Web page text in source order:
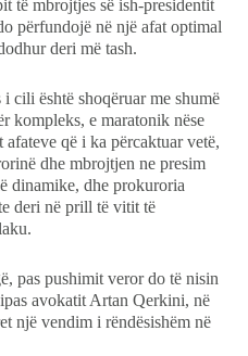
të mbrojtjes së ish-presidentit
përfundojë në një afat optimal
deri më tash.
cili është shoqëruar me shumë
kompleks, e maratonik nëse
që i ka përcaktuar vetë,
dhe mbrojtjen ne presim
dinamike, dhe prokuroria
deri në prill të vitit të
pas pushimit veror do të nisin
avokatit Artan Qerkini, në
një vendim i rëndësishëm në